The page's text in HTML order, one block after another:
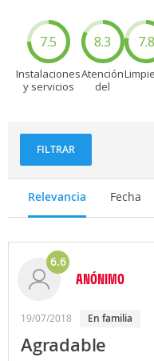
7.5
Instalaciones
y servicios
8.3
Atención
del
7.8
FILTRAR
Relevancia Fecha
6.6
ANÓNIMO
19/07/2018 en familia
Agradable